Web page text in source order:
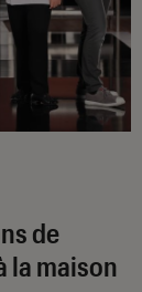
de
la maison